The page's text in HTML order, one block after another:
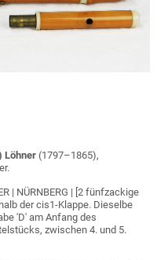
Löhner (1797–1865),
| NÜRNBERG | [2 fünfzackige
der cis1-Klappe. Dieselbe
'D' am Anfang des
zwischen 4. und 5.